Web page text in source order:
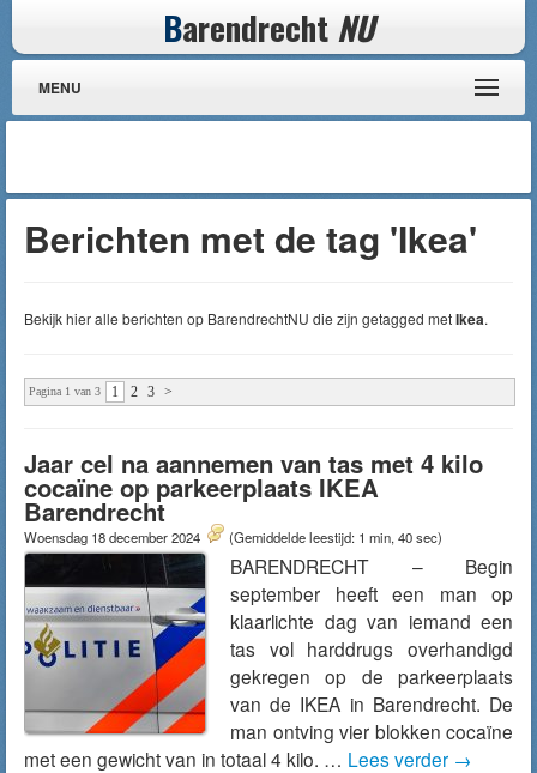
Barendrecht NU
MENU
Berichten met de tag 'Ikea'
Bekijk hier alle berichten op BarendrechtNU die zijn getagged metIkea.
Pagina 1 van 3 1 2 3 >
Jaar cel na aannemen van tas met 4 kilo
cocaïne op parkeerplaats IKEA
Barendrecht
Woensdag 18 december 2024 (Gemiddelde leestijd: 1 min, 40 sec)
BARENDRECHT – Begin
september heeft een man op
klaarlichte dag van iemand een
tas vol harddrugs overhandigd
gekregen op de parkeerplaats
van de IKEA in Barendrecht. De
man ontving vier blokken cocaïne
met een gewicht van in totaal 4 kilo. … Lees verder →